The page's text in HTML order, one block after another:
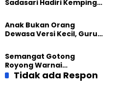
Sadasari Hadiri Kemping
Majalengka
Anak Bukan Orang
Dewasa Versi Kecil, Guru
Pendidikan BERLIAN
Semangat Gotong
Royong Warnai
Pembangunan Kembali
Tidak ada Respon